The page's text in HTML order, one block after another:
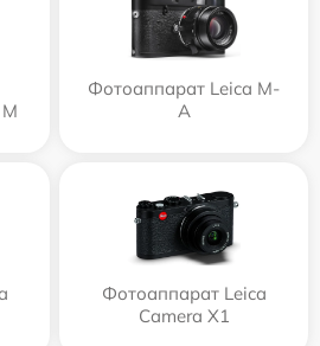
Фотоаппарат Leica M-
A
Фотоаппарат Leica
Camera X1